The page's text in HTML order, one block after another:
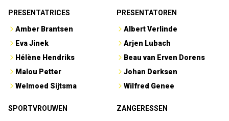
PRESENTATRICES
Amber Brantsen
Eva Jinek
Hélène Hendriks
Malou Petter
Welmoed Sijtsma
PRESENTATOREN
Albert Verlinde
Arjen Lubach
Beau van Erven Dorens
Johan Derksen
Wilfred Genee
SPORTVROUWEN
ZANGERESSEN